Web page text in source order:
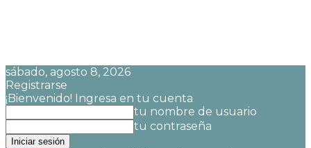
sábado, agosto 8, 2026
Registrarse
¡Bienvenido! Ingresa en tu cuenta
tu nombre de usuario
tu contraseña